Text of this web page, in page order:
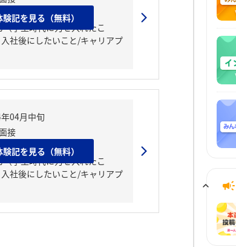
（学生時代に力を入れたこ
社後にしたいこと/キャリアプ
記を見る（無料）
（学生時代に力を入れたこ
社後にしたいこと/キャリアプ
記を見る（無料）